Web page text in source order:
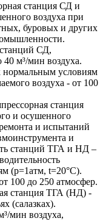
станция СД и
воздуха при
буровых и других
СД,
м³/мин воздуха.
нормальным условиям
воздуха - от 100
станция
и осушенного
и испытаний
и
станций ТГА и НД –
(p=1атм, t=20°C).
100 до 250 атмосфер.
станция ТГА (НД) -
(салазках).
мин воздуха,